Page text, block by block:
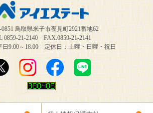
0851 鳥取県米子市夜見町2921番地62
0859-21-2140 FAX.0859-21-2141
日9:00～18:00 定休日：土曜・日曜・祝日